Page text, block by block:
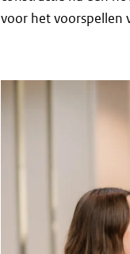
voor het voorspellen